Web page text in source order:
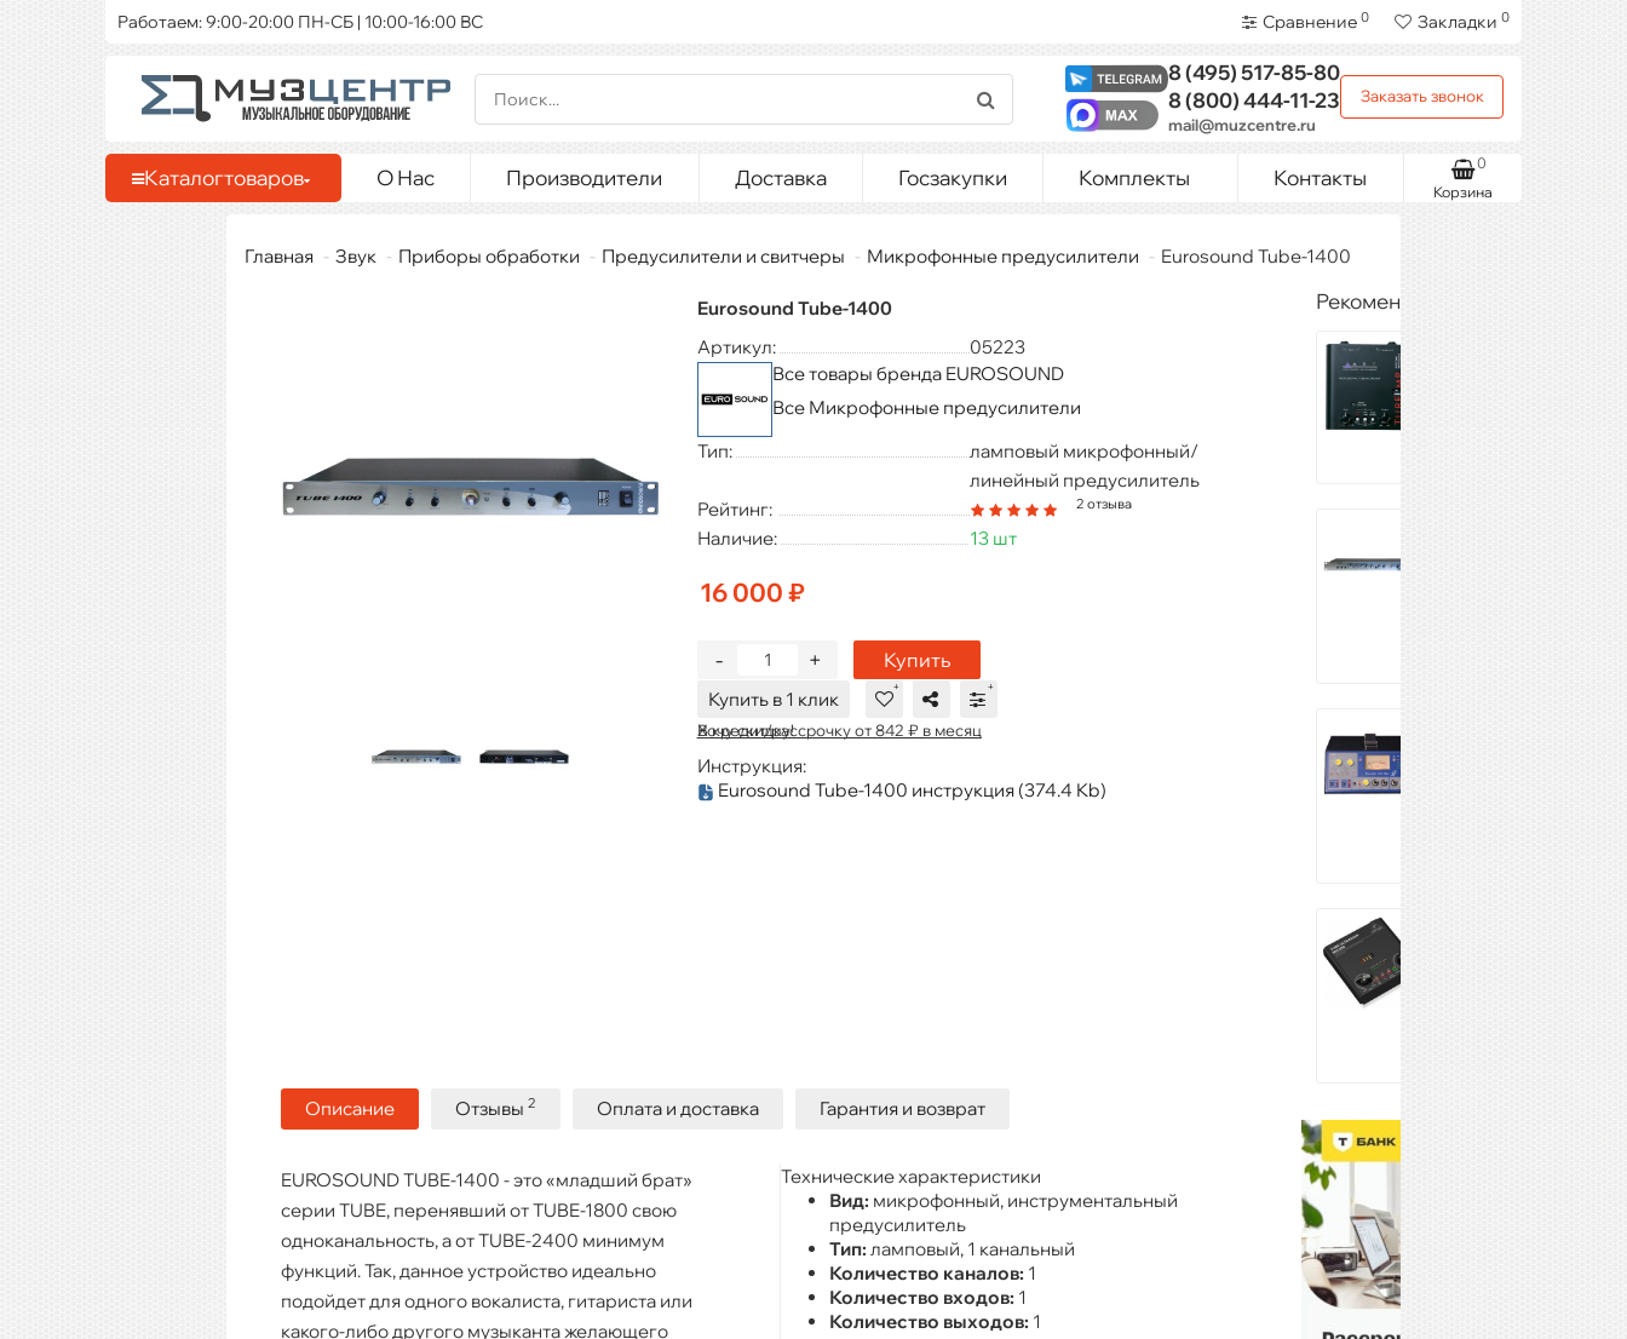
Работаем: 9:00-20:00 ПН-СБ | 10:00-16:00 ВС Сравнение 0 Закладки 0
8 (495)517-85-80
8 (800)444-11-23
mail@muzcentre.ru
Заказать звонок
Каталогтоваров О Нас Производители Доставка Госзакупки Комплекты Контакты
Корзина
0
Главная Звук Приборы обработки Предусилители и свитчеры Микрофонные предусилители Eurosound Tube-1400
Eurosound Tube-1400
Артикул:
05223
Все товары бренда EUROSOUND
Все Микрофонные предусилители
Тип:
ламповый микрофонный/
линейный предусилитель
Рейтинг:
2 отзыва
Наличие: 13 шт
16 000 ₽
+
- Купить
Купить в 1 клик
В кредит/рассрочку от 842 ₽ в месяц
Хочу скидку!
Инструкция:
Eurosound Tube-1400 инструкция (374.4 Kb)
Описание Отзывы 2 Оплата и доставка Гарантия и возврат
EUROSOUND TUBE-1400 - это «младший брат»
серии TUBE, перенявший от TUBE-1800 свою
одноканальность, а от TUBE-2400 минимум
функций. Так, данное устройство идеально
подойдет для одного вокалиста, гитариста или
какого-либо другого музыканта желающего
Технические характеристики
Вид: микрофонный, инструментальный
предусилитель
Тип: ламповый, 1 канальный
Количество каналов: 1
Количество входов: 1
Количество выходов: 1
Рекомендуемые товары